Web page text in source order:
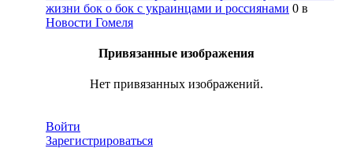
жизни бок о бок с украинцами и россиянами 0 в
Новости Гомеля
Привязанные изображения
Нет привязанных изображений.
Войти
Зарегистрироваться